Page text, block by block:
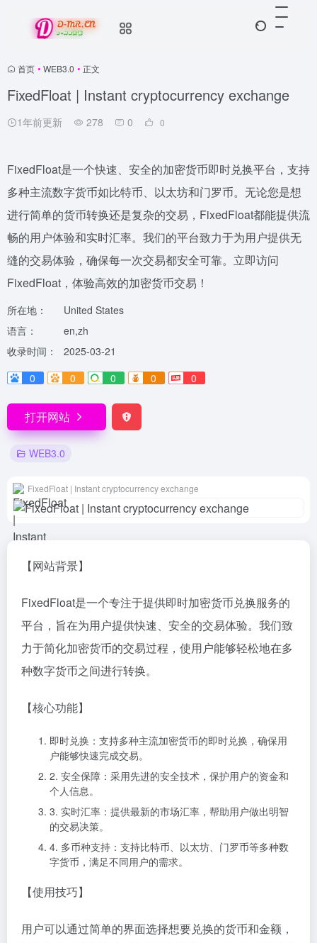
首页 • WEB3.0 • 正文
FixedFloat | Instant cryptocurrency exchange
1年前更新 278 0 0
FixedFloat是一个快速、安全的加密货币即时兑换平台，支持
多种主流数字货币如比特币、以太坊和门罗币。无论您是想
进行简单的货币转换还是复杂的交易，FixedFloat都能提供流
畅的用户体验和实时汇率。我们的平台致力于为用户提供无
缝的交易体验，确保每一次交易都安全可靠。立即访问
FixedFloat，体验高效的加密货币交易！
所在地：
United States
语言：
en,zh
收录时间：
2025-03-21
0
0 0 0 0
打开网站
WEB3.0
FixedFloat | Instant cryptocurrency exchange
【网站背景】
FixedFloat是一个专注于提供即时加密货币兑换服务的
平台，旨在为用户提供快速、安全的交易体验。我们致
力于简化加密货币的交易过程，使用户能够轻松地在多
种数字货币之间进行转换。
【核心功能】
即时兑换：支持多种主流加密货币的即时兑换，确保用
户能够快速完成交易。
2. 安全保障：采用先进的安全技术，保护用户的资金和
个人信息。
3. 实时汇率：提供最新的市场汇率，帮助用户做出明智
的交易决策。
4. 多币种支持：支持比特币、以太坊、门罗币等多种数
字货币，满足不同用户的需求。
【使用技巧】
用户可以通过简单的界面选择想要兑换的货币和金额，